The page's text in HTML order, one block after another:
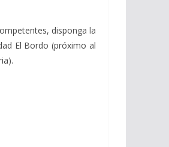
disponga la
El Bordo (próximo al